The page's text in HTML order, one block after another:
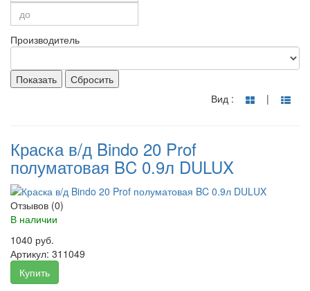
Производитель
Показать
Сбросить
Вид :
|
Краска в/д Bindo 20 Prof
полуматовая BC 0.9л DULUX
Отзывов (0)
В наличии
1040 руб.
Артикул: 311049
Купить